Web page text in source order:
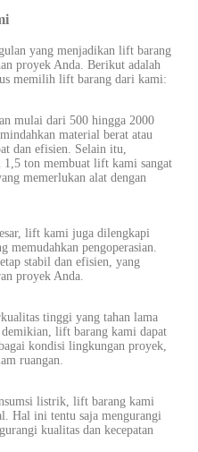
yang menjadikan lift barang
proyek Anda. Berikut adalah
memilih lift barang dari kami:
mulai dari 500 hingga 2000
material berat atau
dan efisien. Selain itu,
ton membuat lift kami sangat
memerlukan alat dengan
lift kami juga dilengkapi
memudahkan pengoperasian.
stabil dan efisien, yang
proyek Anda.
tinggi yang tahan lama
lift barang kami dapat
kondisi lingkungan proyek,
ruangan.
listrik, lift barang kami
Hal ini tentu saja mengurangi
kualitas dan kecepatan